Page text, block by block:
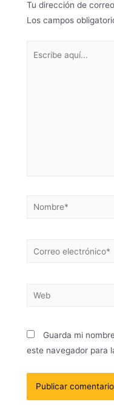
Tu dirección de
Los campos
Guarda mi
este navegador para